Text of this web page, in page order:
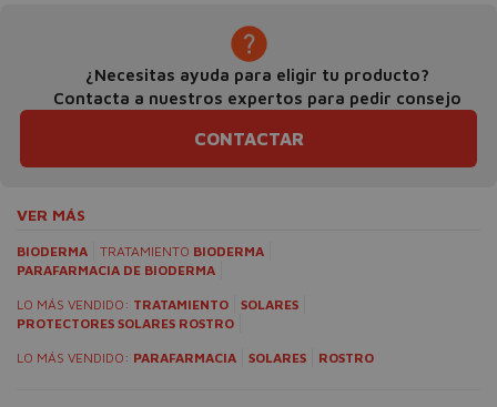
¿Necesitas ayuda para eligir tu producto?
Contacta a nuestros expertos para pedir consejo
CONTACTAR
VER MÁS
BIODERMA TRATAMIENTO BIODERMA
PARAFARMACIA DE BIODERMA
LO MÁS VENDIDO: TRATAMIENTO
SOLARES
PROTECTORES SOLARES ROSTRO
LO MÁS VENDIDO: PARAFARMACIA SOLARES ROSTRO